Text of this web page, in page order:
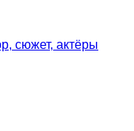
сюжет, актёры